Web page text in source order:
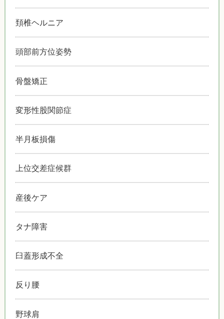
頚椎ヘルニア
頭部前方位姿勢
骨盤矯正
変形性股関節症
半月板損傷
上位交差症候群
産後ケア
タナ障害
臼蓋形成不全
反り腰
野球肩